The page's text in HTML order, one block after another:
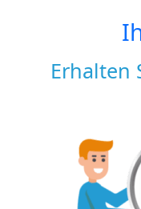
Erhalten